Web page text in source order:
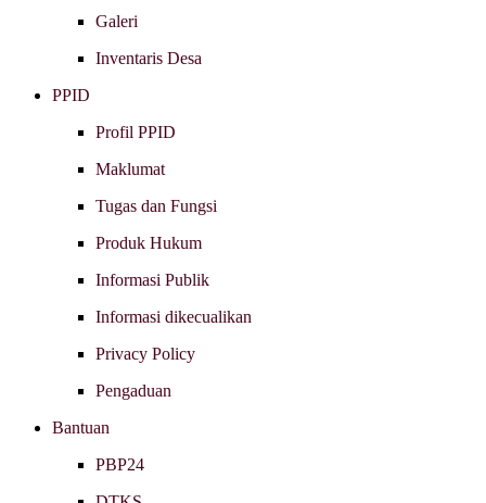
Galeri
Inventaris Desa
PPID
Profil PPID
Maklumat
Tugas dan Fungsi
Produk Hukum
Informasi Publik
Informasi dikecualikan
Privacy Policy
Pengaduan
Bantuan
PBP24